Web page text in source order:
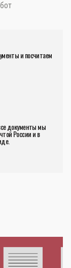
и посчитаем
документы мы
России и в